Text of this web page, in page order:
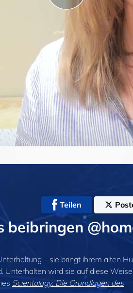
Play
Teilen
beibringen
– sie bringt ihrem alten
Unterhalten wird sie auf diese Weise.
Scientology: Die Grundlagen des